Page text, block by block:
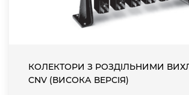
КОЛЕКТОРИ З РОЗДІЛЬНИМИ
CNV (ВИСОКА ВЕРСІЯ)